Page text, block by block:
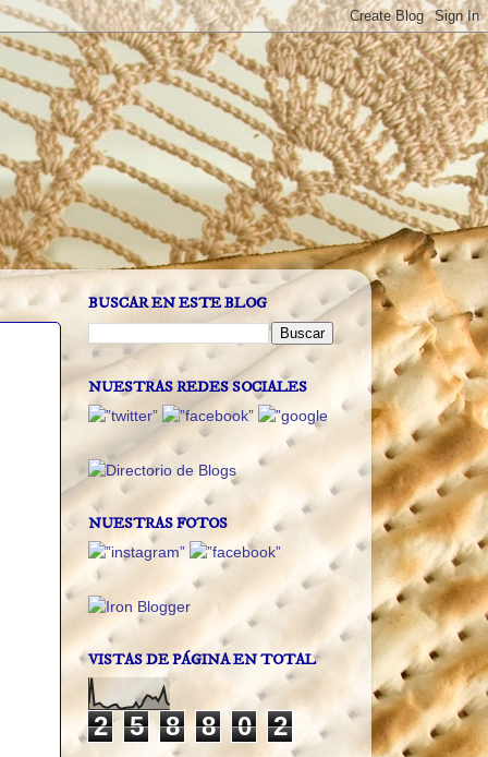
BUSCAR EN ESTE BLOG
NUESTRAS REDES SOCIALES
NUESTRAS FOTOS
VISTAS DE PÁGINA EN TOTAL
2 5 8 8 0 2